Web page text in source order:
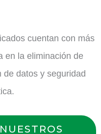
cuentan con más
en la eliminación de
de datos y seguridad